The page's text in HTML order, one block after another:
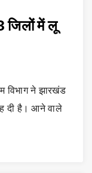
जिलों में लू
विभाग ने झारखंड
दी है। आने वाले